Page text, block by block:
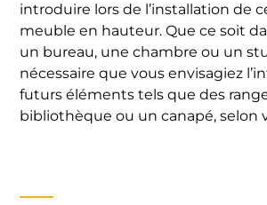
introduire lors de l’installation de
meuble en hauteur. Que ce soit
un bureau, une chambre ou un
nécessaire que vous envisagiez
futurs éléments tels que des
bibliothèque ou un canapé, selon